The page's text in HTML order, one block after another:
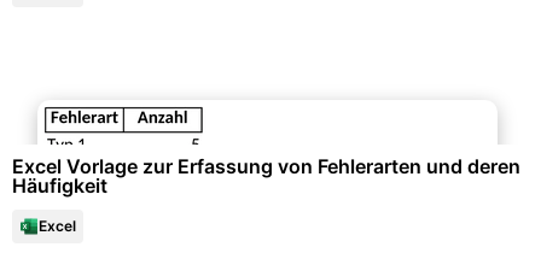
Excel Vorlage zur Erfassung von Fehlerarten und deren
Häufigkeit
Excel